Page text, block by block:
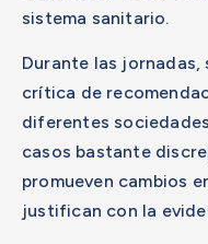
sistema sanitario.
Durante las jornadas,
crítica de
diferentes
casos bastante
promueven cambios
justifican con la